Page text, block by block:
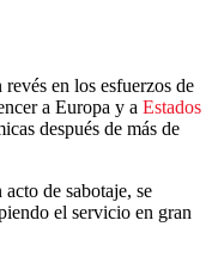
en los esfuerzos de
a Europa y a Estados
después de más de
de sabotaje, se
el servicio en gran